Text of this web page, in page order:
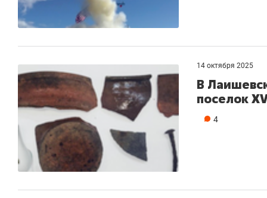
14 октября 2025
В
поселок
4